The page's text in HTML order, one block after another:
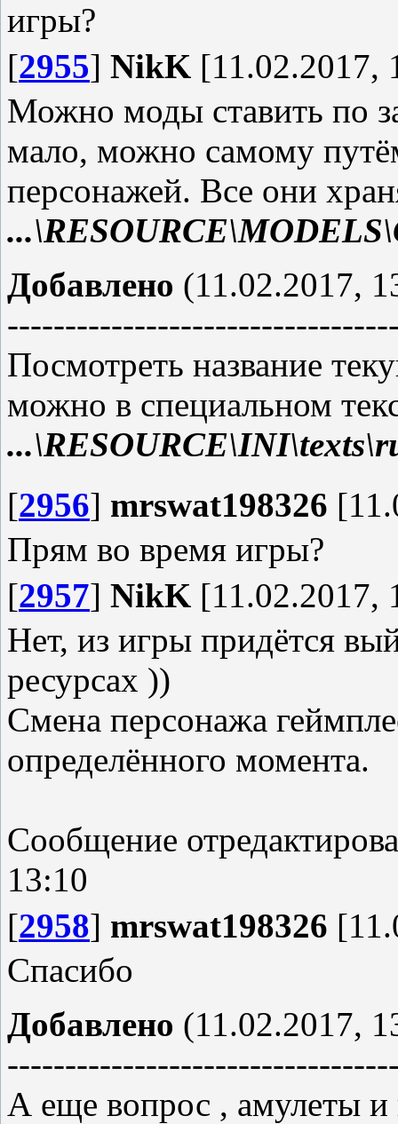
игры?
[2955] NikK [11.02.2017,
Можно моды ставить по
мало, можно самому
персонажей. Все они
Добавлено (11.02.2017,
Посмотреть название
можно в специальном
[2956] mrswat198326
Прям во время игры?
[2957] NikK [11.02.2017,
Нет, из игры придётся
ресурсах ))
Смена персонажа
определённого момента.
Сообщение
13:10
[2958] mrswat198326
Спасибо
Добавлено (11.02.2017,
А еще вопрос , амулеты и